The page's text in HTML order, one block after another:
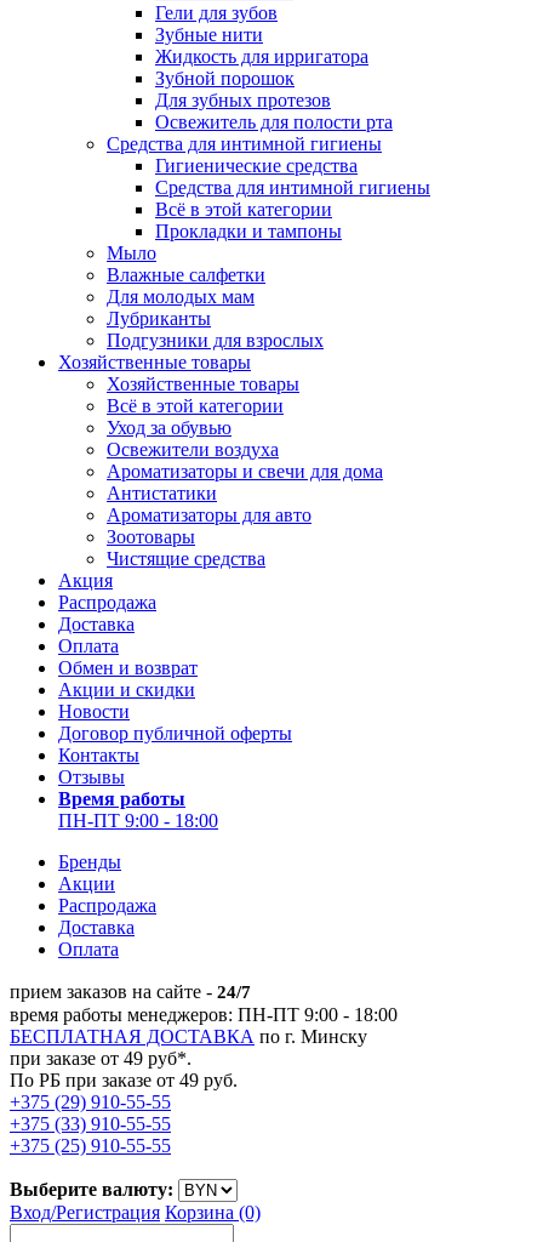
Гели для зубов
Зубные нити
Жидкость для ирригатора
Зубной порошок
Для зубных протезов
Освежитель для полости рта
Средства для интимной гигиены
Гигиенические средства
Средства для интимной гигиены
Всё в этой категории
Прокладки и тампоны
Мыло
Влажные салфетки
Для молодых мам
Лубриканты
Подгузники для взрослых
Хозяйственные товары
Хозяйственные товары
Всё в этой категории
Уход за обувью
Освежители воздуха
Ароматизаторы и свечи для дома
Антистатики
Ароматизаторы для авто
Зоотовары
Чистящие средства
Акция
Распродажа
Доставка
Оплата
Обмен и возврат
Акции и скидки
Новости
Договор публичной оферты
Контакты
Отзывы
Время работы
ПН-ПТ 9:00 - 18:00
Бренды
Акции
Распродажа
Доставка
Оплата
прием заказов на сайте - 24/7
время работы менеджеров: ПН-ПТ 9:00 - 18:00
БЕСПЛАТНАЯ ДОСТАВКА по г. Минску
при заказе от 49 руб*.
По РБ при заказе от 49 руб.
+375 (29) 910-55-55
+375 (33) 910-55-55
+375 (25) 910-55-55
Выберите валюту:
Вход/Регистрация Корзина (0)